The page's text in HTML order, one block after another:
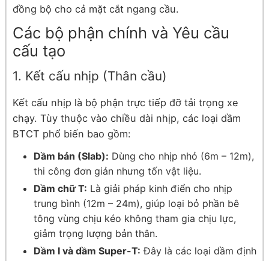
đồng bộ cho cả mặt cắt ngang cầu.
Các bộ phận chính và Yêu cầu
cấu tạo
1. Kết cấu nhịp (Thân cầu)
Kết cấu nhịp là bộ phận trực tiếp đỡ tải trọng xe
chạy. Tùy thuộc vào chiều dài nhịp, các loại dầm
BTCT phổ biến bao gồm:
Dầm bản (Slab): Dùng cho nhịp nhỏ (6m – 12m),
thi công đơn giản nhưng tốn vật liệu.
Dầm chữ T: Là giải pháp kinh điển cho nhịp
trung bình (12m – 24m), giúp loại bỏ phần bê
tông vùng chịu kéo không tham gia chịu lực,
giảm trọng lượng bản thân.
Dầm I và dầm Super-T: Đây là các loại dầm định